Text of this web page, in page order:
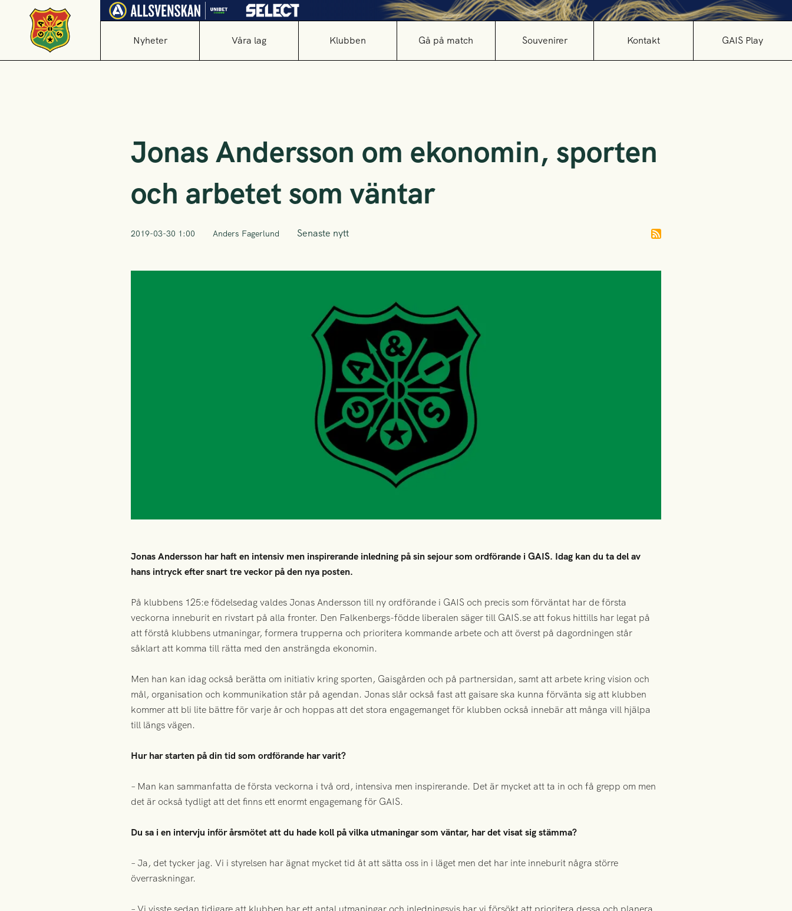
Nyheter Våra lag Klubben Gå på match Souvenirer Kontakt GAIS Play
Jonas Andersson om ekonomin, sporten
och arbetet som väntar
2019-03-30 1:00 Anders Fagerlund Senaste nytt
Jonas Andersson har haft en intensiv men inspirerande inledning på sin sejour som ordförande i GAIS. Idag kan du ta del av
hans intryck efter snart tre veckor på den nya posten.
På klubbens 125:e födelsedag valdes Jonas Andersson till ny ordförande i GAIS och precis som förväntat har de första
veckorna inneburit en rivstart på alla fronter. Den Falkenbergs-födde liberalen säger till GAIS.se att fokus hittills har legat på
att förstå klubbens utmaningar, formera trupperna och prioritera kommande arbete och att överst på dagordningen står
såklart att komma till rätta med den ansträngda ekonomin.
Men han kan idag också berätta om initiativ kring sporten, Gaisgården och på partnersidan, samt att arbete kring vision och
mål, organisation och kommunikation står på agendan. Jonas slår också fast att gaisare ska kunna förvänta sig att klubben
kommer att bli lite bättre för varje år och hoppas att det stora engagemanget för klubben också innebär att många vill hjälpa
till längs vägen.
Hur har starten på din tid som ordförande har varit?
– Man kan sammanfatta de första veckorna i två ord, intensiva men inspirerande. Det är mycket att ta in och få grepp om men
det är också tydligt att det finns ett enormt engagemang för GAIS.
Du sa i en intervju inför årsmötet att du hade koll på vilka utmaningar som väntar, har det visat sig stämma?
– Ja, det tycker jag. Vi i styrelsen har ägnat mycket tid åt att sätta oss in i läget men det har inte inneburit några större
överraskningar.